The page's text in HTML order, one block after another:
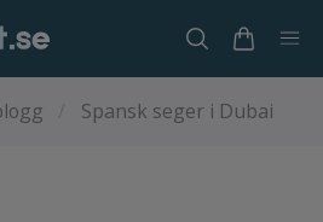
Spansk seger i Dubai